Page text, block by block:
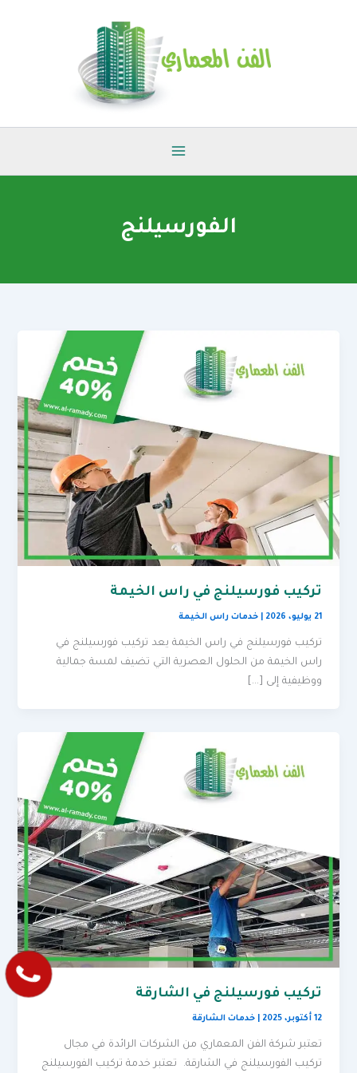
الفورسيلنج
تركيب فورسيلنج في راس الخيمة
21 يوليو، 2026 |خدمات راس الخيمة
تركيب فورسيلنج في راس الخيمة يعد تركيب فورسيلنج في
راس الخيمة من الحلول العصرية التي تضيف لمسة جمالية
ووظيفية إلى […]
تركيب فورسيلنج في الشارقة
12 أكتوبر، 2025 |خدمات الشارقة
تعتبر شركة الفن المعماري من الشركات الرائدة في مجال
تركيب الفورسيلنج في الشارقة. تعتبر خدمة تركيب الفورسيلنج